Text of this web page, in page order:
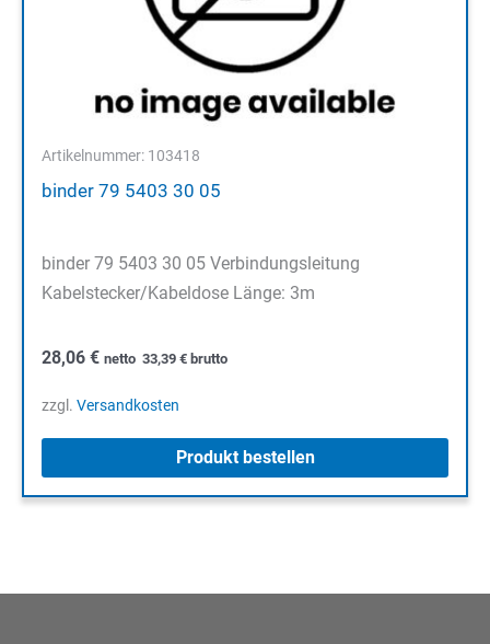
Artikelnummer: 103418
binder 79 5403 30 05
binder 79 5403 30 05 Verbindungsleitung
Kabelstecker/Kabeldose Länge: 3m
28,06 € netto 33,39 € brutto
zzgl. Versandkosten
Produkt bestellen